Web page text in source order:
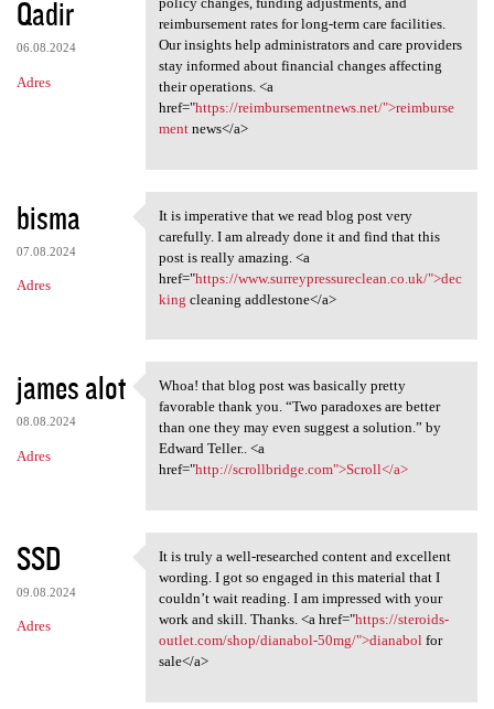
Qadir
06.08.2024
Adres
reimbursement rates for long-term care facilities.
Our insights help administrators and care providers
stay informed about financial changes affecting
their operations. <a
href="https://reimbursementnews.net/">reimburse
mentnews</a>
bisma
07.08.2024
Adres
It is imperative that we read
It is imperative that we read blog post very
carefully. I am already done it and find that this
post is really amazing. <a
href="https://www.surreypressureclean.co.uk/">dec
king cleaning addlestone</a>
james alot
08.08.2024
Adres
Whoa! that blog post was
Whoa! that blog post was basically pretty
favorable thank you. “Two paradoxes are better
than one they may even suggest a solution.” by
Edward Teller.. <a
href="http://scrollbridge.com">Scroll</a>
SSD
09.08.2024
Adres
It is truly a well-researched
It is truly a well-researched content and excellent
wording. I got so engaged in this material that I
couldn’t wait reading. I am impressed with your
work and skill. Thanks. <a href="https://steroids-
outlet.com/shop/dianabol-50mg/">dianabolfor
sale</a>